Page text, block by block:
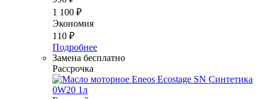
1 100 ₽
Экономия
110 ₽
Подробнее
Замена бесплатно
Рассрочка